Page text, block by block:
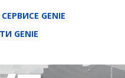
GENIE
GENIE